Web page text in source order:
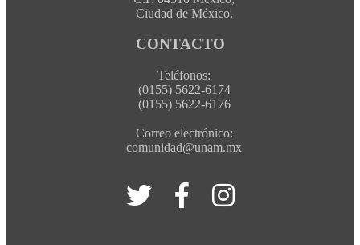
Ciudad de México.
CONTACTO
Teléfonos:
(0155) 5622-6174
(0155) 5622-6176
Correo electrónico:
comunidad@unam.mx